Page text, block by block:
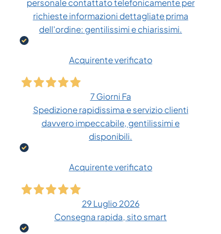
personale contattato telefonicamente per
richieste informazioni dettagliate prima
dell'ordine: gentilissimi e chiarissimi.
Acquirente verificato
7 Giorni Fa
Spedizione rapidissima e servizio clienti
davvero impeccabile, gentilissimi e
disponibili.
Acquirente verificato
29 Luglio 2026
Consegna rapida, sito smart